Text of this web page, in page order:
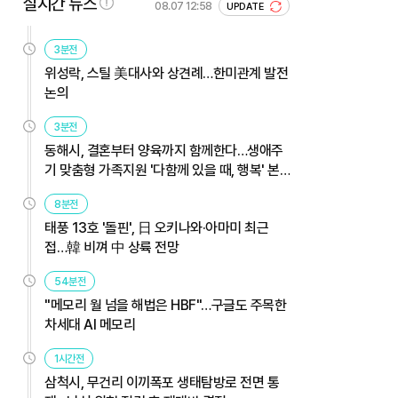
08.07 12:58 UPDATE
3분전
위성락, 스틸 美대사와 상견례…한미관계 발전
논의
3분전
동해시, 결혼부터 양육까지 함께한다…생애주
기 맞춤형 가족지원 '다함께 있을 때, 행복' 본
격 운영
8분전
태풍 13호 '돌핀', 日 오키나와·아마미 최근
접…韓 비껴 中 상륙 전망
54분전
"메모리 월 넘을 해법은 HBF"…구글도 주목한
차세대 AI 메모리
1시간전
삼척시, 무건리 이끼폭포 생태탐방로 전면 통